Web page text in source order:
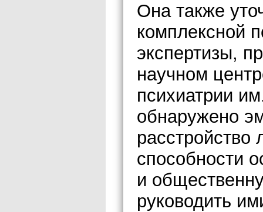
Она также
комплексной
экспертизы,
научном
психиатрии
обнаружено
расстройство
способности
и
руководить